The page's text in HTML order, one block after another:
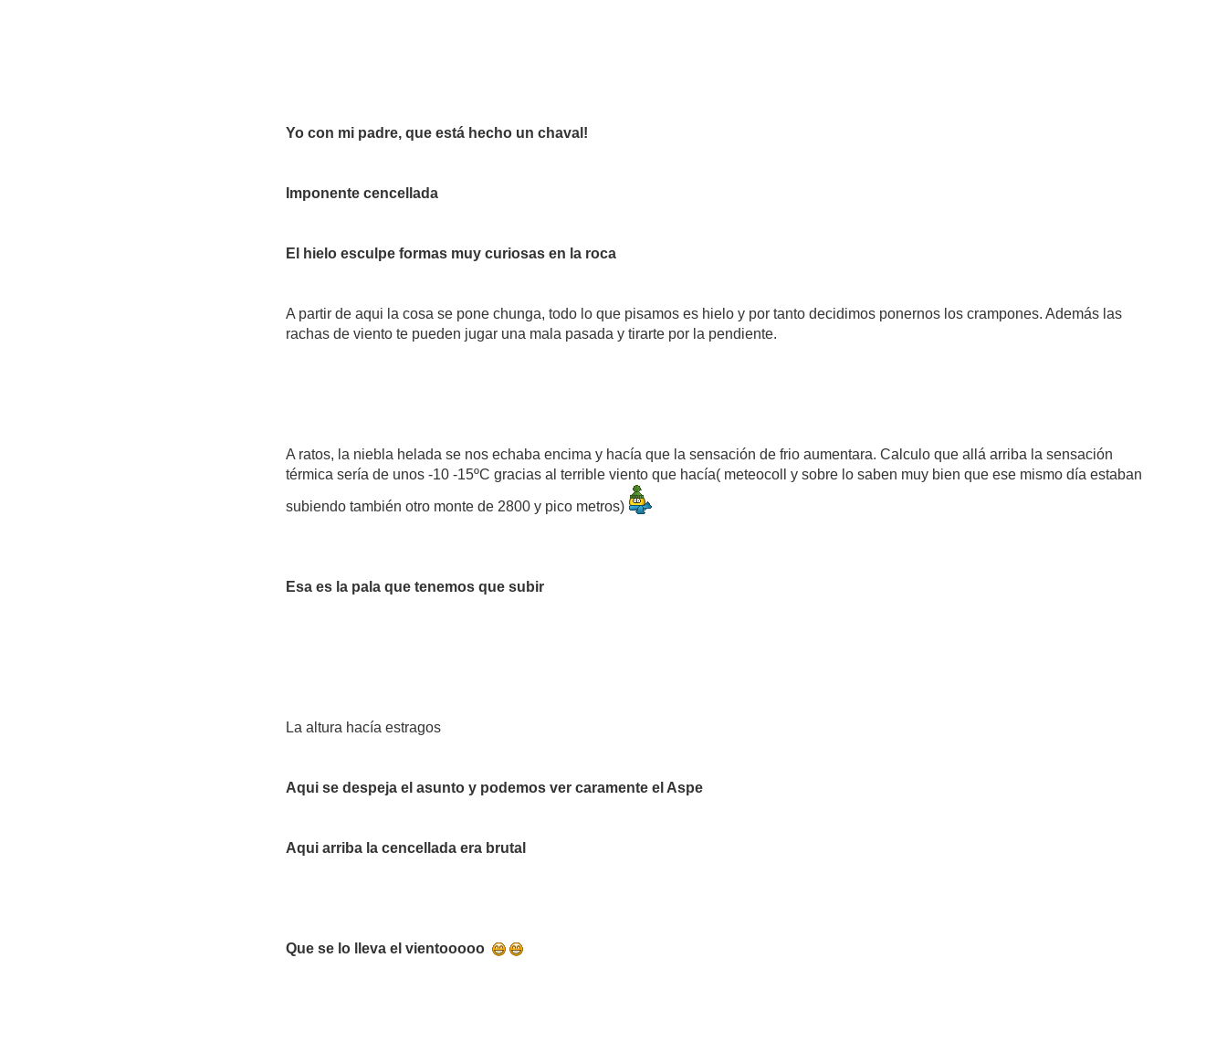
Yo con mi padre, que está hecho un chaval!
Imponente cencellada
El hielo esculpe formas muy curiosas en la roca
A partir de aqui la cosa se pone chunga, todo lo que pisamos es hielo y por tanto decidimos ponernos los crampones. Además las
rachas de viento te pueden jugar una mala pasada y tirarte por la pendiente.
A ratos, la niebla helada se nos echaba encima y hacía que la sensación de frio aumentara. Calculo que allá arriba la sensación
térmica sería de unos -10 -15ºC gracias al terrible viento que hacía( meteocoll y sobre lo saben muy bien que ese mismo día estaban
subiendo también otro monte de 2800 y pico metros)
Esa es la pala que tenemos que subir
La altura hacía estragos
Aqui se despeja el asunto y podemos ver caramente el Aspe
Aqui arriba la cencellada era brutal
Que se lo lleva el vientooooo